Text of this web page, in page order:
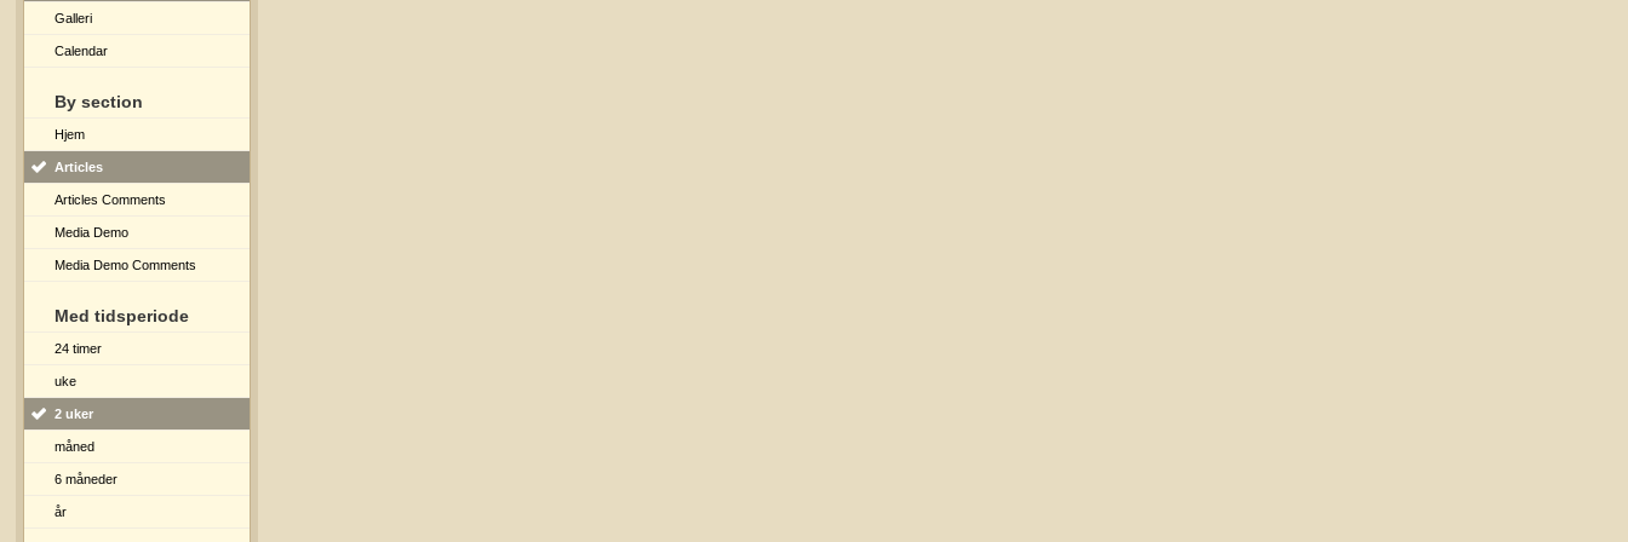
Galleri
Calendar
By section
Hjem
Articles
Articles Comments
Media Demo
Media Demo Comments
Med tidsperiode
24 timer
uke
2 uker
måned
6 måneder
år